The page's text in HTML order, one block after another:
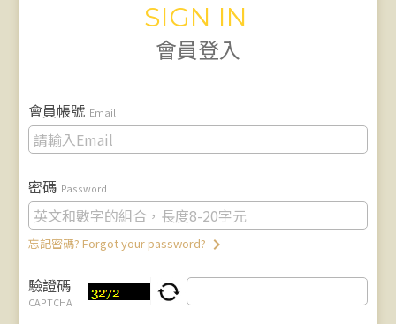
SIGN IN
會員登入
會員帳號 Email
密碼 Password
忘記密碼? Forgot your password? keyboard_arrow_right
驗證碼
CAPTCHA